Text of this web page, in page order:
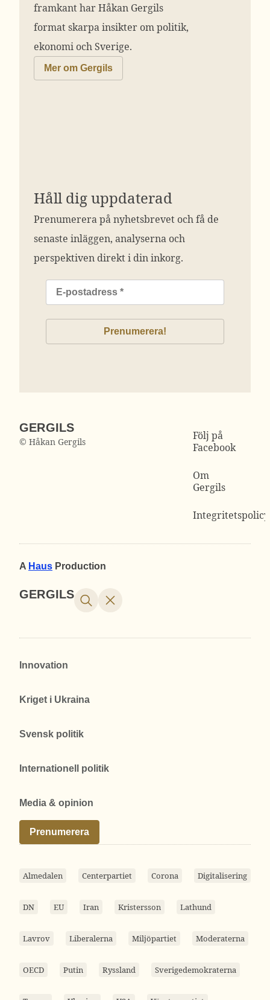
framkant har Håkan Gergils
format skarpa insikter om politik,
ekonomi och Sverige.
Mer om Gergils
Håll dig uppdaterad
Prenumerera på nyhetsbrevet och få de
senaste inläggen, analyserna och
perspektiven direkt i din inkorg.
GERGILS
© Håkan Gergils
Följ på
Facebook
Om
Gergils
Integritetspolicy
A Haus Production
GERGILS
Innovation
Kriget i Ukraina
Svensk politik
Internationell politik
Media & opinion
Prenumerera
Almedalen Centerpartiet Corona Digitalisering
DN EU Iran Kristersson Lathund
Lavrov Liberalerna Miljöpartiet Moderaterna
OECD Putin Ryssland Sverigedemokraterna